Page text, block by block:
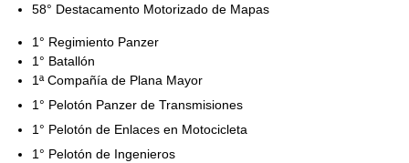
58° Destacamento Motorizado de Mapas
1° Regimiento Panzer
1° Batallón
1ª Compañía de Plana Mayor
1° Pelotón Panzer de Transmisiones
1° Pelotón de Enlaces en Motocicleta
1° Pelotón de Ingenieros